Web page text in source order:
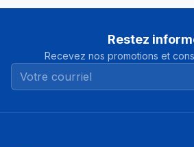
Restez
Recevez nos promotions et